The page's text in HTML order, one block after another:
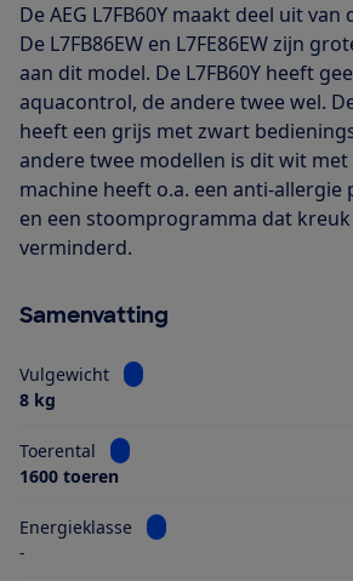
De AEG L7FB60Y maakt deel uit van
De L7FB86EW en L7FE86EW zijn
aan dit model. De L7FB60Y heeft
aquacontrol, de andere twee wel. De
heeft een grijs met zwart
andere twee modellen is dit wit met
machine heeft o.a. een anti-allergie
en een stoomprogramma dat
verminderd.
Samenvatting
Vulgewicht
Bekijk informatie voor
8 kg
Toerental
Bekijk informatie voor
1600 toeren
Energieklasse
Bekijk informatie voor
-